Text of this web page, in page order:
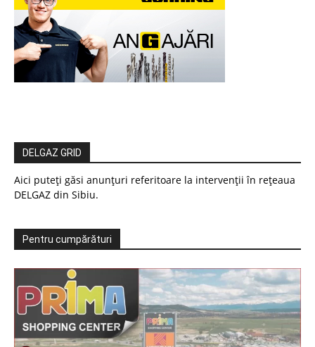
DELGAZ GRID
Aici puteți găsi anunțuri referitoare la intervenții în rețeaua
DELGAZ din Sibiu.
Pentru cumpărături